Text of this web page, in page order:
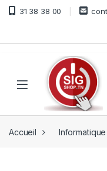
Skip to navigation
Skip to content
31 38 38 00
Open
Accueil